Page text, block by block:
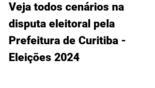
Veja todos cenários na
disputa eleitoral pela
Prefeitura de Curitiba -
Eleições 2024